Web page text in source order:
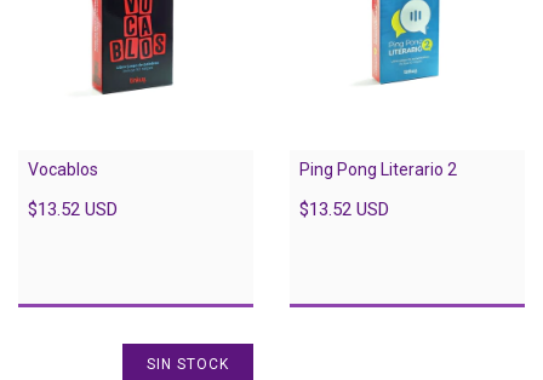
Vocablos
$13.52 USD
Ping Pong Literario 2
$13.52 USD
SIN STOCK